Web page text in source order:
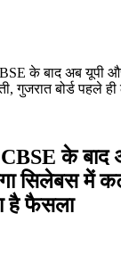
के बाद अब यूपी और
गुजरात बोर्ड पहले
के बाद
सिलेबस में
है फैसला